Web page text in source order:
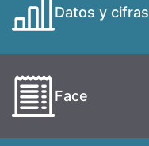
Datos y cifras
Face